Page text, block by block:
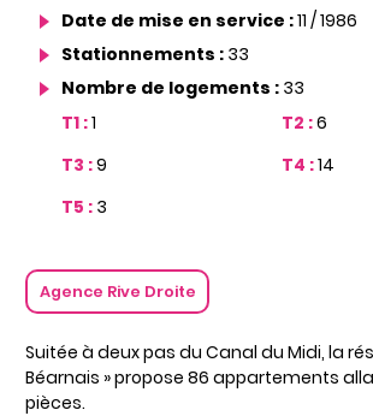
Date de mise en service :11 / 1986
Stationnements : 33
Nombre de logements : 33
T1 :1 T2 :6
T3 :9 T4 :14
T5 : 3
Agence Rive Droite
Suitée à deux pas du Canal du Midi, la
Béarnais » propose 86 appartements
pièces.